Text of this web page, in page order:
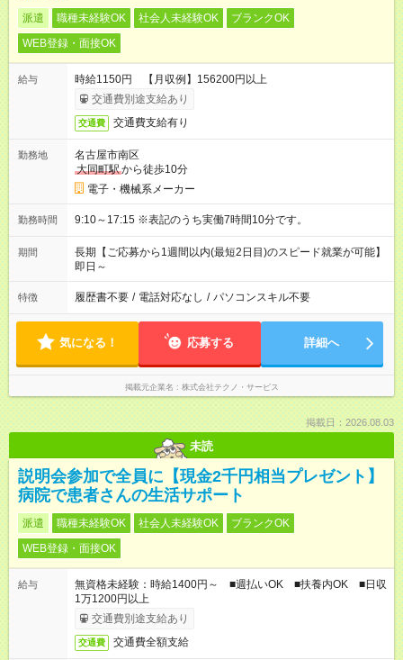
派遣 職種未経験OK 社会人未経験OK
ブランクOK
WEB登録・面接OK
給与
時給1150円 【月収例】156200円以上
交通費別途支給あり
交通費 交通費支給有り
勤務地
名古屋市南区
大同町駅から徒歩10分
電子・機械系メーカー
勤務時間 9:10～17:15 ※表記のうち実働7時間10分です。
期間
長期【ご応募から1週間以内(最短2日目)のスピード就業が可能】
即日～
特徴 履歴書不要 / 電話対応なし / パソコンスキル不要
気になる！ 応募する 詳細へ
掲載元企業名 株式会社テクノ・サービス
掲載日：2026.08.03
未読
説明会参加で全員に【現金2千円相当プレゼント】
病院で患者さんの生活サポート
派遣 職種未経験OK 社会人未経験OK
ブランクOK
WEB登録・面接OK
給与
無資格未経験：時給1400円～ ■週払いOK ■扶養内OK ■日収
1万1200円以上
交通費別途支給あり
交通費 交通費全額支給